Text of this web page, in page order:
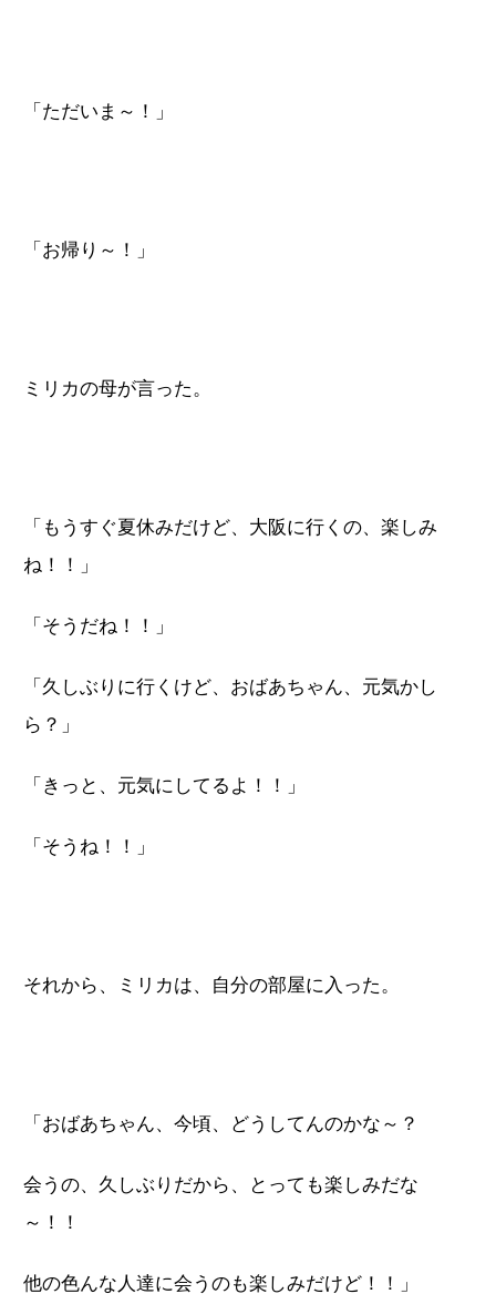
「ただいま～！」
「お帰り～！」
ミリカの母が言った。
「もうすぐ夏休みだけど、大阪に行くの、楽しみ
ね！！」
「そうだね！！」
「久しぶりに行くけど、おばあちゃん、元気かし
ら？」
「きっと、元気にしてるよ！！」
「そうね！！」
それから、ミリカは、自分の部屋に入った。
「おばあちゃん、今頃、どうしてんのかな～？
会うの、久しぶりだから、とっても楽しみだな
～！！
他の色んな人達に会うのも楽しみだけど！！」